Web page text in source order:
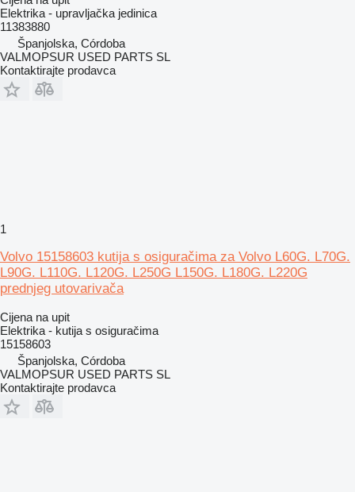
Elektrika - upravljačka jedinica
11383880
Španjolska, Córdoba
VALMOPSUR USED PARTS SL
Kontaktirajte prodavca
1
Volvo 15158603 kutija s osiguračima za Volvo L60G. L70G.
L90G. L110G. L120G. L250G L150G. L180G. L220G
prednjeg utovarivača
Cijena na upit
Elektrika - kutija s osiguračima
15158603
Španjolska, Córdoba
VALMOPSUR USED PARTS SL
Kontaktirajte prodavca